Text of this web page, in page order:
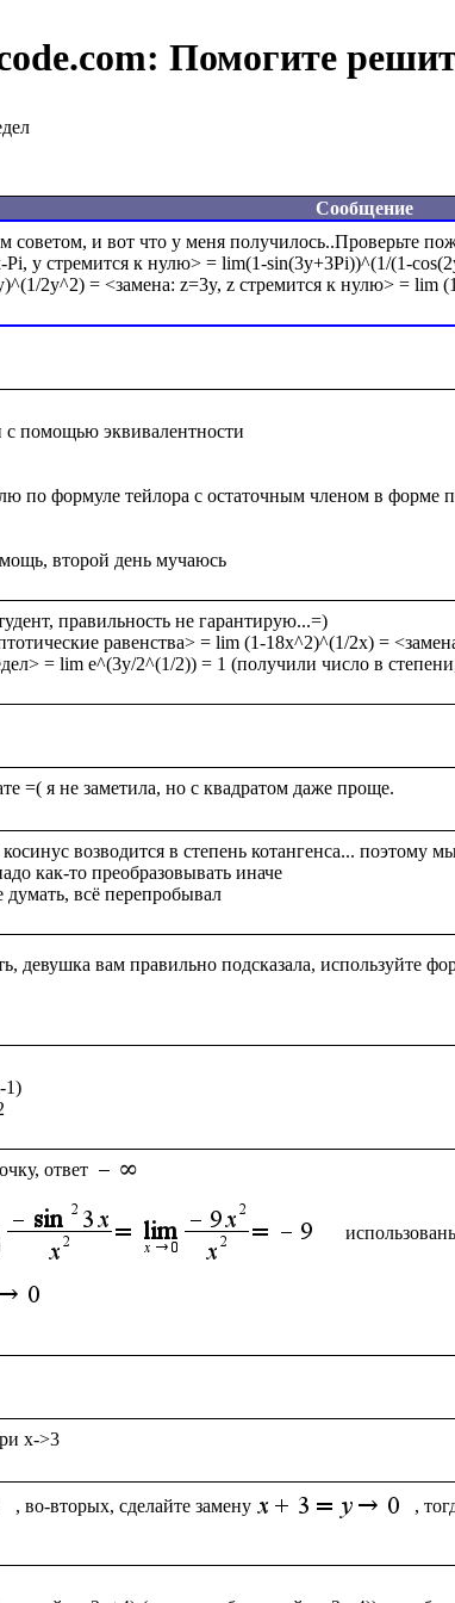
Помогите
Сообщение
советом, и вот что у меня получилось..Проверьте
y стремится к нулю> = lim(1-sin(3y+3Pi))^(1/(1-
помощью эквивалентности
по формуле тейлора с остаточным членом в форме
правильность не гарантирую...=)
равенства> = lim (1-18x^2)^(1/2x) =
возводится в степень котангенса... поэтому
как-то преобразовывать иначе
девушка вам правильно подсказала, используйте
1)
ответ
, во-вторых, сделайте замену